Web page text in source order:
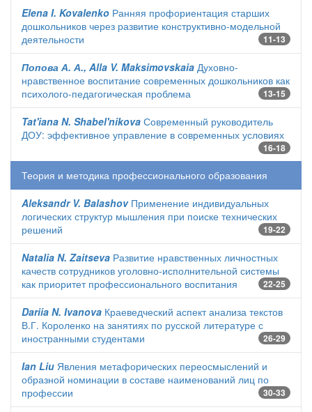
Elena I. Kovalenko Ранняя профориентация старших
дошкольников через развитие конструктивно-модельной
деятельности
11-13
Попова А. А., Alla V. Maksimovskaia Духовно-
нравственное воспитание современных дошкольников как
психолого-педагогическая проблема
13-15
Tat'iana N. Shabel'nikova Современный руководитель
ДОУ: эффективное управление в современных условиях
16-18
Теория и методика профессионального образования
Aleksandr V. BalashovПрименение индивидуальных
логических структур мышления при поиске технических
решений
19-22
Natalia N. Zaitseva Развитие нравственных личностных
качеств сотрудников уголовно-исполнительной системы
как приоритет профессионального воспитания
22-25
Dariia N. Ivanova Краеведческий аспект анализа текстов
В.Г. Короленко на занятиях по русской литературе с
иностранными студентами
26-29
Ian Liu Явления метафорических переосмыслений и
образной номинации в составе наименований лиц по
профессии
30-33